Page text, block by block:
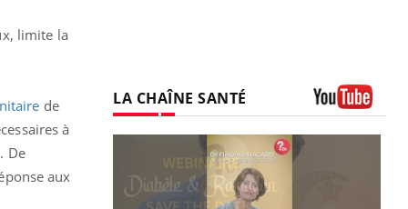
limite la
de
à
De
aux
LA CHAÎNE SANTÉ